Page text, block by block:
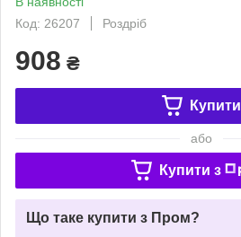
Код: 26207
Роздріб
908 ₴
Купити
або
Купити з
Що таке купити з Пром?